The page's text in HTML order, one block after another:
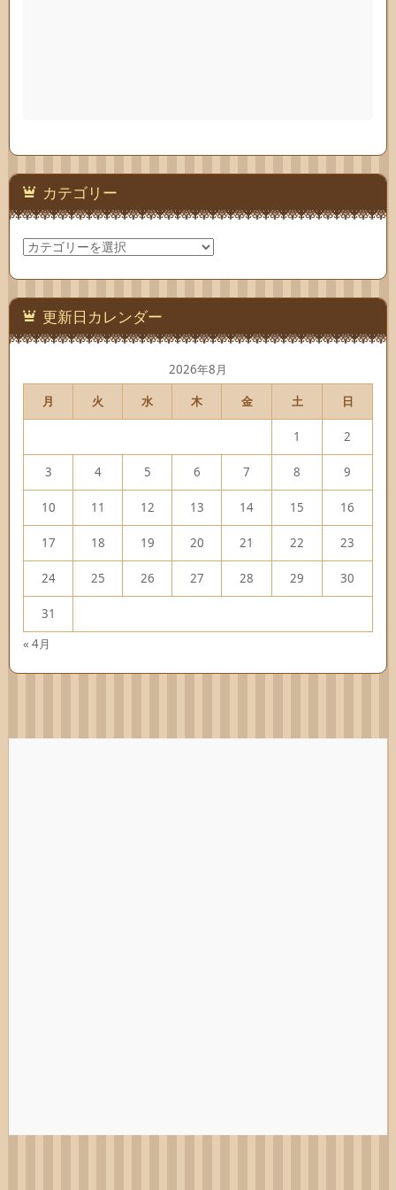
カテゴリー
カ
ゴ
リ
ー 更新日カレンダー
2026年8月
月
火 水 木 金 土 日
« 4月
1 2
3 4 5 6 7 8 9
10 11 12 13 14 15 16
17 18 19 20 21 22 23
24 25 26 27 28 29 30
31